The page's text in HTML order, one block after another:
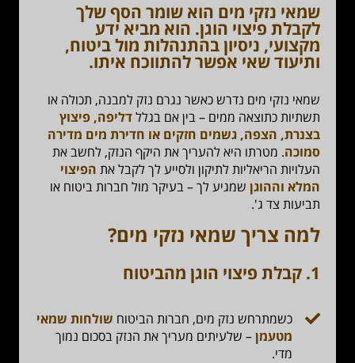
שמאי נזקי מים הוא שומר הסף שלך
לקבלת פיצוי הוגן. הוא מביא ידע
מקצועי, ניסיון בהתנהלות מול ביטוח,
ותיעוד שאי אפשר להתווכח איתו.
שמאי נזקי מים נדרש כאשר נגרם נזק למבנה, תכולה או
תשתיות כתוצאה ממים – בין אם בגללדליפה, פיצוץ
בצנרת, הצפה, גשמים חזקים או חדירת מים מדירה
סמוכה. מטרתו היא להעריך את היקף הנזק, לחשב את
העלויות הריאליות לתיקון ולסייע לך לקבל את הפיצוי
המלא וההוגן שמגיע לך – בעיקר מול חברות ביטוח או
תביעות צד ג'.
למה צריך שמאי נזקי מים?
1. קבלת פיצוי הוגן מהביטוח
כשמתרחש נזק מים, חברות הביטוח שולחות שמאי
מטעמן– שלעיתים מעריך את הנזק בסכום נמוך
מדי.